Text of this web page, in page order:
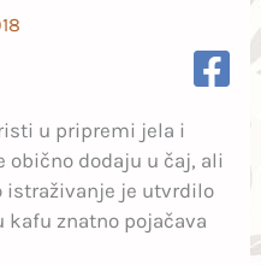
u pripremi jela i
obično dodaju u čaj, ali
istraživanje je utvrdilo
kafu znatno pojačava